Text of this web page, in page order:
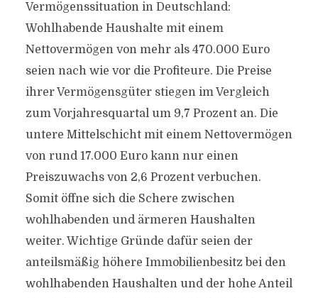
Vermögenssituation in Deutschland:
Wohlhabende Haushalte mit einem
Nettovermögen von mehr als 470.000 Euro
seien nach wie vor die Profiteure. Die Preise
ihrer Vermögensgüter stiegen im Vergleich
zum Vorjahresquartal um 9,7 Prozent an. Die
untere Mittelschicht mit einem Nettovermögen
von rund 17.000 Euro kann nur einen
Preiszuwachs von 2,6 Prozent verbuchen.
Somit öffne sich die Schere zwischen
wohlhabenden und ärmeren Haushalten
weiter. Wichtige Gründe dafür seien der
anteilsmäßig höhere Immobilienbesitz bei den
wohlhabenden Haushalten und der hohe Anteil